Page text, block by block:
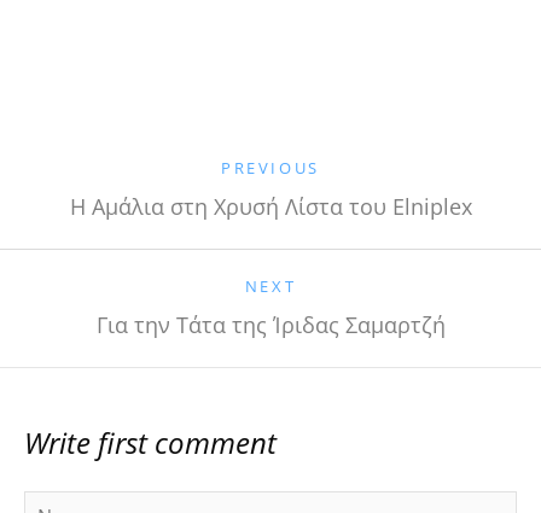
PREVIOUS
H Αμάλια στη Χρυσή Λίστα του Elniplex
NEXT
Για την Τάτα της Ίριδας Σαμαρτζή
Write first comment